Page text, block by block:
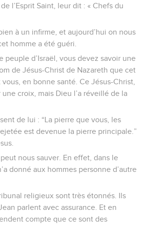
l’Esprit Saint, leur dit : « Chefs du
à un infirme, et aujourd’hui on nous
homme a été guéri.
peuple d’Israël, vous devez savoir une
de Jésus-Christ de Nazareth que cet
en bonne santé. Ce Jésus-Christ,
une croix, mais Dieu l’a réveillé de la
de lui : “La pierre que vous, les
est devenue la pierre principale.”
nous sauver. En effet, dans le
donné aux hommes personne d’autre
religieux sont très étonnés. Ils
parlent avec assurance. Et en
compte que ce sont des